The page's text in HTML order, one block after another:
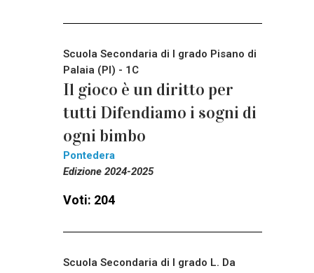
Scuola Secondaria di I grado Pisano di
Palaia (PI) - 1C
Il gioco è un diritto per
tutti Difendiamo i sogni di
ogni bimbo
Pontedera
Edizione 2024-2025
Voti: 204
Scuola Secondaria di I grado L. Da